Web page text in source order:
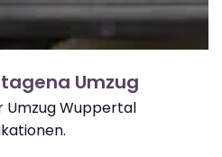
Umzug
Wuppertal